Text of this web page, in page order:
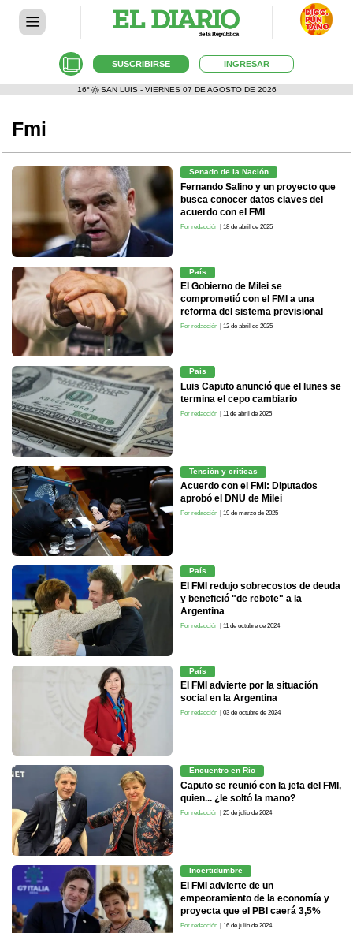
SUSCRIBIRSE INGRESAR
16° SAN LUIS - VIERNES 07 DE AGOSTO DE 2026
Fmi
Senado de la Nación
Fernando Salino y un proyecto que
busca conocer datos claves del
acuerdo con el FMI
Por redacción | 18 de abril de 2025
País
El Gobierno de Milei se
comprometió con el FMI a una
reforma del sistema previsional
Por redacción | 12 de abril de 2025
País
Luis Caputo anunció que el lunes se
termina el cepo cambiario
Por redacción | 11 de abril de 2025
Tensión y críticas
Acuerdo con el FMI: Diputados
aprobó el DNU de Milei
Por redacción | 19 de marzo de 2025
País
El FMI redujo sobrecostos de deuda
y benefició "de rebote" a la
Argentina
Por redacción | 11 de octubre de 2024
País
El FMI advierte por la situación
social en la Argentina
Por redacción | 03 de octubre de 2024
Encuentro en Río
Caputo se reunió con la jefa del FMI,
quien... ¿le soltó la mano?
Por redacción | 25 de julio de 2024
Incertidumbre
El FMI advierte de un
empeoramiento de la economía y
proyecta que el PBI caerá 3,5%
Por redacción | 16 de julio de 2024